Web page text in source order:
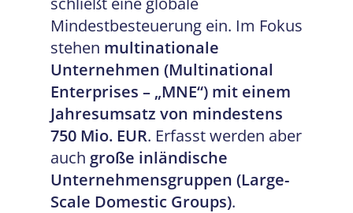
Mindestbesteuerung ein. Im Fokus
stehen multinationale
Unternehmen (Multinational
Enterprises – „MNE“) mit einem
Jahresumsatz von mindestens
750 Mio. EUR. Erfasst werden aber
auch große inländische
Unternehmensgruppen (Large-
Scale Domestic Groups).